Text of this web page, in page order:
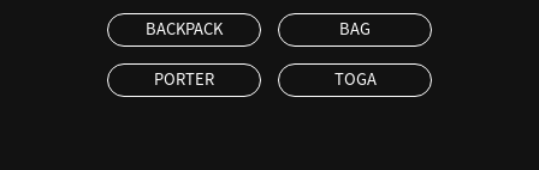
BACKPACK BAG
PORTER TOGA